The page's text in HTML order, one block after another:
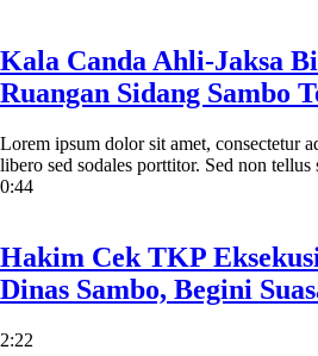
Kala Canda Ahli-Jaksa
Ruangan Sidang Sambo
Lorem ipsum dolor sit amet, consectetur
libero sed sodales porttitor. Sed non
0:44
Hakim Cek TKP
Dinas Sambo, Begini
2:22